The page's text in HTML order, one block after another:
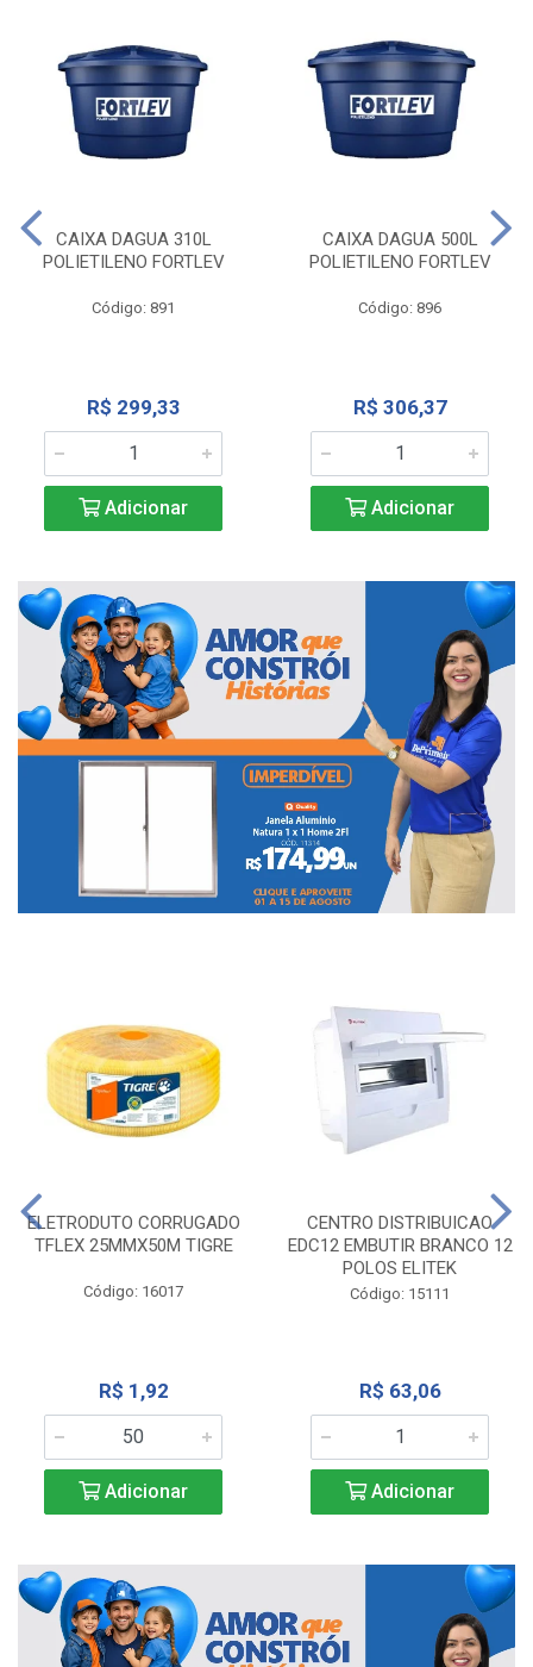
CAIXA DAGUA 310L
POLIETILENO FORTLEV
Código: 891
R$ 299,33
Adicionar
CAIXA DAGUA 500L
POLIETILENO FORTLEV
Código: 896
R$ 306,37
Adicionar
ELETRODUTO CORRUGADO
TFLEX 25MMX50M TIGRE
Código: 16017
R$ 1,92
Adicionar
CENTRO DISTRIBUICAO
EDC12 EMBUTIR BRANCO 12
POLOS ELITEK
Código: 15111
R$ 63,06
Adicionar